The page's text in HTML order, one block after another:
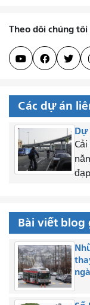
Theo dõi chúng tôi
  
Các dự án
Dự
Bài viết blog